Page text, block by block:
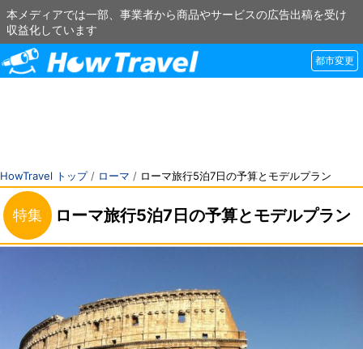
本メディアでは一部、事業者から商品やサービスの広告出稿を受け
収益化しています
都市変更
HowTravel トップ/ ローマ / ローマ旅行5泊7日の予算とモデルプラン
特集 ローマ旅行5泊7日の予算とモデルプラン